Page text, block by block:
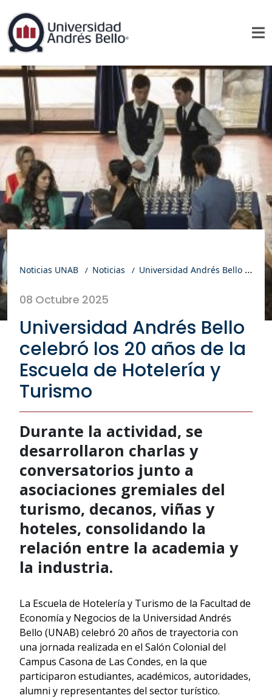
Noticias UNAB Noticias Universidad Andrés Bello celebró los 20 años de la Escuela de Hotelería y Turismo
08 Octubre 2025
Universidad Andrés Bello
celebró los 20 años de la
Escuela de Hotelería y
Turismo
Durante la actividad, se
desarrollaron charlas y
conversatorios junto a
asociaciones gremiales del
turismo, decanos, viñas y
hoteles, consolidando la
relación entre la academia y
la industria.
La Escuela de Hotelería y Turismo de la Facultad de
Economía y Negocios de la Universidad Andrés
Bello (UNAB) celebró 20 años de trayectoria con
una jornada realizada en el Salón Colonial del
Campus Casona de Las Condes, en la que
participaron estudiantes, académicos, autoridades,
alumni y representantes del sector turístico.